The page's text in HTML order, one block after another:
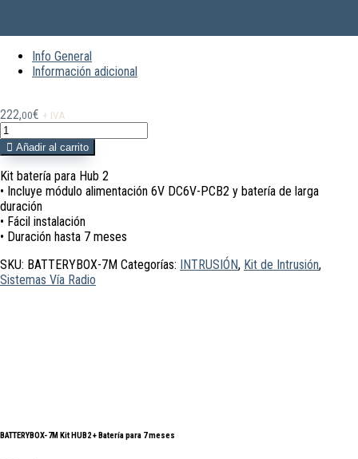
Info General
Información adicional
222,00€ + IVA
BATTERYBOX-
7M
Kit
HUB2
+
Batería
para
7
cantidad
Añadir al carrito
Kit batería para Hub 2
• Incluye módulo alimentación 6V DC6V-PCB2 y batería de larga
duración
• Fácil instalación
• Duración hasta 7 meses
SKU: BATTERYBOX-7M Categorías: INTRUSIÓN, Kit de Intrusión,
Sistemas Vía Radio
BATTERYBOX-7M Kit HUB2 + Batería para 7 meses